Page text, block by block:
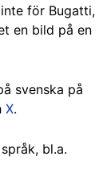
för Bugatti,
en bild på en
svenska på
X.
bl.a.